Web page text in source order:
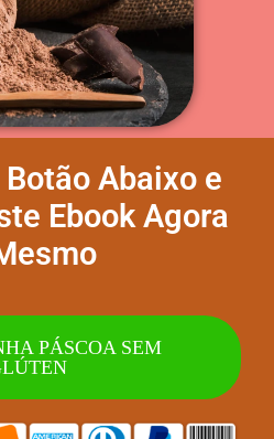
Abaixo e
Ebook Agora
PÁSCOA SEM